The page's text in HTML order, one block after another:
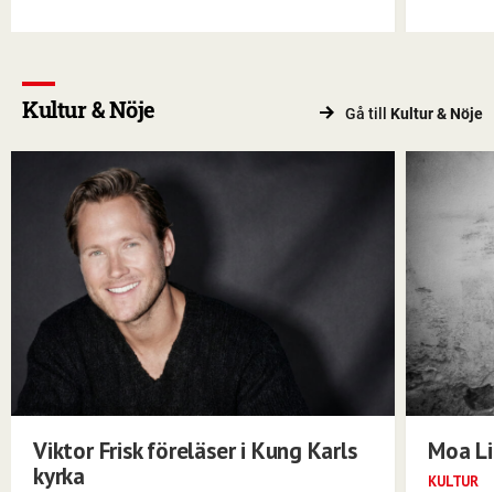
Kultur & Nöje Gå till Kultur & Nöje
Viktor Frisk föreläser i Kung Karls
kyrka
Moa
KULTUR